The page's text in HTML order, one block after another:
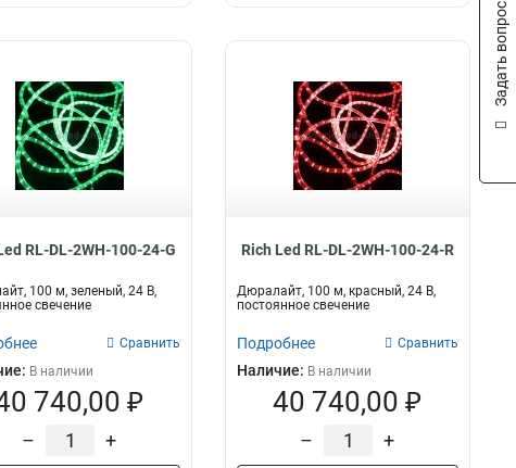
RL-DL-2WH-100-24-G
100 м, зеленый, 24 В,
свечение
Сравнить
В наличии
740,00 ₽
– +
Rich Led RL-DL-2WH-100-24-R
Дюралайт, 100 м, красный, 24 В,
постоянное свечение
Подробнее Сравнить
Наличие: В наличии
40 740,00 ₽
– +
Задать вопрос